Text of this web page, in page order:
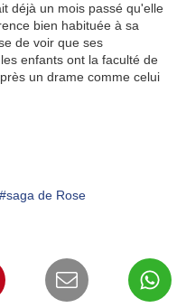
déjà un mois passé qu'elle
bien habituée à sa
de voir que ses
enfants ont la faculté de
un drame comme celui
#saga de Rose